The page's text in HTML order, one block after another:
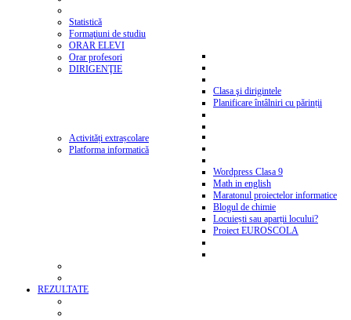
Statistică
Formaţiuni de studiu
ORAR ELEVI
Orar profesori
DIRIGENŢIE
Clasa şi dirigintele
Planificare întâlniri cu părinții
Activități extrașcolare
Platforma informatică
Wordpress Clasa 9
Math in english
Maratonul proiectelor informatice
Blogul de chimie
Locuiești sau aparții locului?
Proiect EUROSCOLA
REZULTATE